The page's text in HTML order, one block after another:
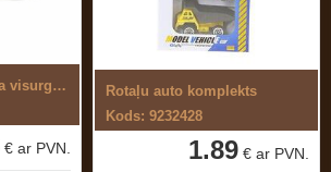
Rotaļu auto dienesta visurgājējs
€ ar PVN.
Rotaļu auto komplekts
Kods: 9232428
1.89 € ar PVN.